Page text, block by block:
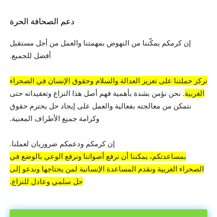
دعم الصحافة الحرة
إن كرمكم يمكّننا من النهوض بمهمتنا والعمل من أجل مستقبل
أفضل للجميع.
تركز حملتنا على تعزيز العدالة والسلام وحقوق الإنسان في الصحراء
الغربية. نحن نؤمن بشدة بأهمية فهم أصل هذا النزاع وتعقيداته حتى
نتمكن من معالجته بفعالية والعمل على إيجاد حل يحترم حقوق
وكرامة جميع الأطراف المعنية.
إن كرمكم ودعمكم ضروريان لعملنا.
بمساعدتكم، يمكننا أن نرفع أصواتنا ونرفع الوعي بالوضع في
الصحراء الغربية ونقدم المساعدة الإنسانية لمن يحتاجها وندعو إلى
حل سلمي وعادل للنزاع.